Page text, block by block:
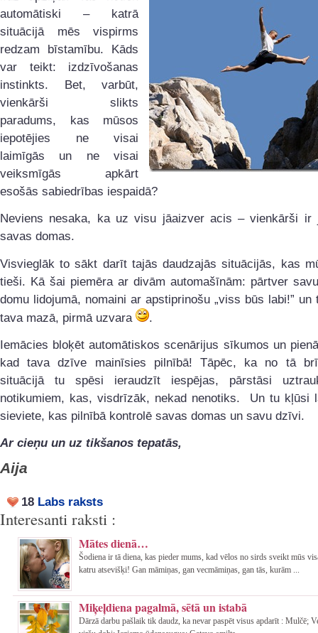
automātiski – katrā
situācijā mēs vispirms
redzam bīstamību. Kāds
var teikt: izdzīvošanas
instinkts. Bet, varbūt,
vienkārši slikts
paradums, kas mūsos
iepotējies ne visai
laimīgās un ne visai
veiksmīgās apkārt
esošās sabiedrības iespaidā?
Neviens nesaka, ka uz visu jāaizver acis – vienkārši ir
savas domas.
Visvieglāk to sākt darīt tajās daudzajās situācijās, kas
tieši. Kā šai piemēra ar divām automašīnām: pārtver
domu lidojumā, nomaini ar apstiprinošu „viss būs labi!” un
tava mazā, pirmā uzvara
.
Iemācies bloķēt automātiskos scenārijus sīkumos un
kad tava dzīve mainīsies pilnībā! Tāpēc, ka no tā
situācijā tu spēsi ieraudzīt iespējas, pārstāsi
notikumiem, kas, visdrīzāk, nekad nenotiks. Un tu kļūsi
sieviete, kas pilnībā kontrolē savas domas un savu dzīvi.
Ar cieņu un uz tikšanos tepatās,
Aija
18 Labs raksts
Interesanti raksti :
Mātes dienā…
Šodiena ir tā diena, kas pieder mums, kad vēlos no sirds sveikt mūs
katru atsevišķi! Gan māmiņas, gan vecmāmiņas, gan tās, kurām ...
Miķeļdiena pagalmā, sētā un istabā
Dārzā darbu pašlaik tik daudz, ka nevar paspēt visus apdarīt : Mulčē;